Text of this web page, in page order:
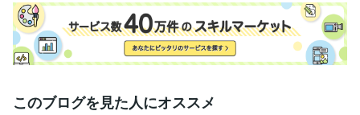
このブログを見た人にオススメ